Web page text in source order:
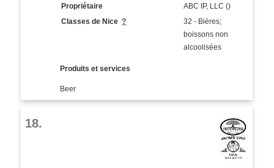
Propriétaire
ABC IP, LLC ()
Classes de Nice?
32 - Bières;
boissons non
alcoolisées
Produits et services
Beer
18.